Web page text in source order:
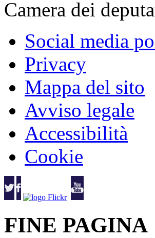
Camera dei
Social media
Privacy
Mappa del sito
Avviso legale
Accessibilità
Cookie
FINE PAGINA